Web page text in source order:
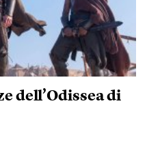
dell’Odissea di